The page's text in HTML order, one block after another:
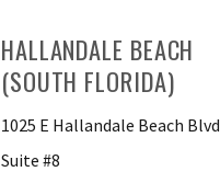
HALLANDALE BEACH
(SOUTH FLORIDA)
1025 E Hallandale Beach Blvd
Suite #8